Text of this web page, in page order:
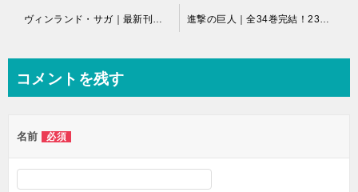
ビ
ー
シ
ヴィンランド・サガ｜最新刊第26巻！マンガBANGで最新刊まで全話無料連載中！ 進撃の巨人｜全34巻完結！23巻まで全話無料で読める公式漫画アプリをご紹介！
コメントを残す
名前 必須